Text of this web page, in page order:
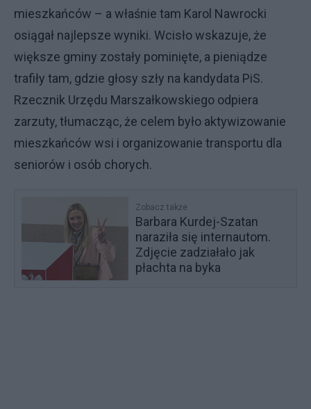
mieszkańców – a właśnie tam Karol Nawrocki
osiągał najlepsze wyniki. Wcisło wskazuje, że
większe gminy zostały pominięte, a pieniądze
trafiły tam, gdzie głosy szły na kandydata PiS.
Rzecznik Urzędu Marszałkowskiego odpiera
zarzuty, tłumacząc, że celem było aktywizowanie
mieszkańców wsi i organizowanie transportu dla
seniorów i osób chorych.
Zobacz także
Barbara Kurdej-Szatan
naraziła się internautom.
Zdjęcie zadziałało jak
płachta na byka